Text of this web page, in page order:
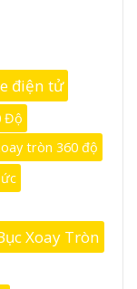
điện tử
Độ
tròn 360 độ
Xoay Tròn